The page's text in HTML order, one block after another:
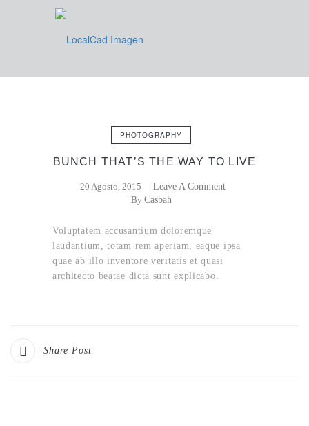
PHOTOGRAPHY
BUNCH THAT’S THE WAY TO LIVE
20 Agosto, 2015
Leave A Comment
By Casbah
Voluptatem accusantium doloremque
laudantium, totam rem aperiam, eaque ipsa
quae ab illo inventore veritatis et quasi
architecto beatae dicta sunt explicabo.
Share Post